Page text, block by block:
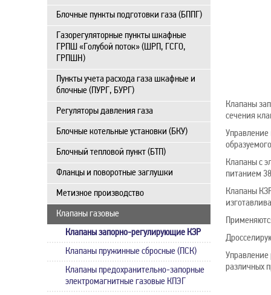
Блочные пункты подготовки газа (БППГ)
Газорегуляторные пункты шкафные
ГРПШ «Голубой поток» (ШРП, ГСГО,
ГРПШН)
Пункты учета расхода газа шкафные и
блочные (ПУРГ, БУРГ)
Регуляторы давления газа
Блочные котельные установки (БКУ)
Блочный тепловой пункт (БТП)
Фланцы и поворотные заглушки
Метизное производство
Клапаны газовые
Клапаны запорно-регулирующие КЗР
Клапаны пружинные сбросные (ПСК)
Клапаны предохранительно-запорные
электромагнитные газовые КПЭГ
Клапаны
сечения
Клапаны с
питанием
Клапаны
Управление
различных